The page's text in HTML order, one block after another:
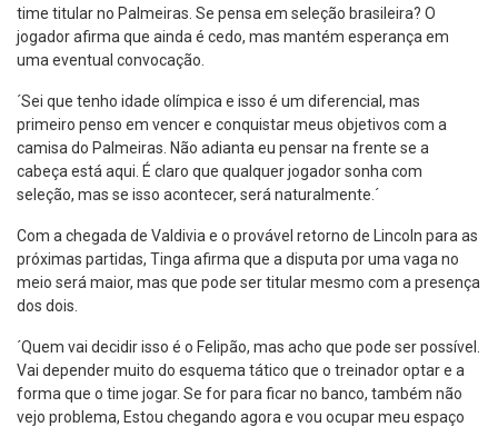
time titular no Palmeiras. Se pensa em seleção brasileira? O
jogador afirma que ainda é cedo, mas mantém esperança em
uma eventual convocação.
´Sei que tenho idade olímpica e isso é um diferencial, mas
primeiro penso em vencer e conquistar meus objetivos com a
camisa do Palmeiras. Não adianta eu pensar na frente se a
cabeça está aqui. É claro que qualquer jogador sonha com
seleção, mas se isso acontecer, será naturalmente.´
Com a chegada de Valdivia e o provável retorno de Lincoln para as
próximas partidas, Tinga afirma que a disputa por uma vaga no
meio será maior, mas que pode ser titular mesmo com a presença
dos dois.
´Quem vai decidir isso é o Felipão, mas acho que pode ser possível.
Vai depender muito do esquema tático que o treinador optar e a
forma que o time jogar. Se for para ficar no banco, também não
vejo problema, Estou chegando agora e vou ocupar meu espaço